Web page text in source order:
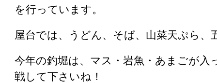
を行っています。
屋台では、うどん、そば、山菜天ぷら、
今年の釣堀は、マス・岩魚・あまごが入
戦して下さいね！